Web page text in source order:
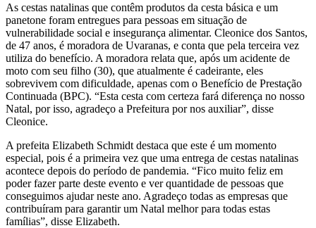
As cestas natalinas que contêm produtos da cesta básica e um
panetone foram entregues para pessoas em situação de
vulnerabilidade social e insegurança alimentar. Cleonice dos Santos,
de 47 anos, é moradora de Uvaranas, e conta que pela terceira vez
utiliza do benefício. A moradora relata que, após um acidente de
moto com seu filho (30), que atualmente é cadeirante, eles
sobrevivem com dificuldade, apenas com o Benefício de Prestação
Continuada (BPC). “Esta cesta com certeza fará diferença no nosso
Natal, por isso, agradeço a Prefeitura por nos auxiliar”, disse
Cleonice.
A prefeita Elizabeth Schmidt destaca que este é um momento
especial, pois é a primeira vez que uma entrega de cestas natalinas
acontece depois do período de pandemia. “Fico muito feliz em
poder fazer parte deste evento e ver quantidade de pessoas que
conseguimos ajudar neste ano. Agradeço todas as empresas que
contribuíram para garantir um Natal melhor para todas estas
famílias”, disse Elizabeth.